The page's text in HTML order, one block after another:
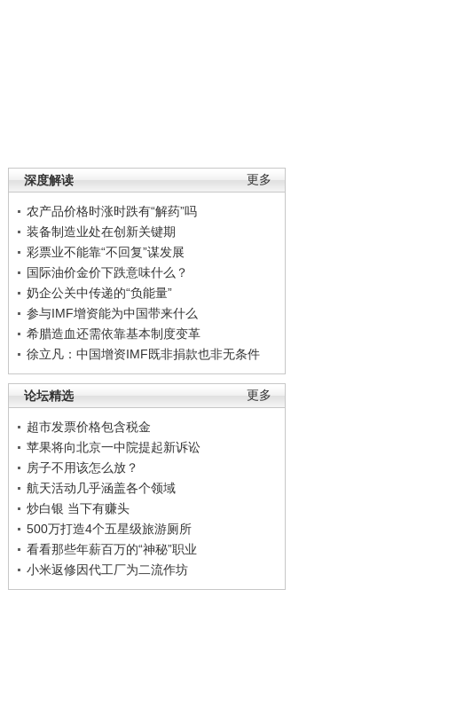
更多
深度解读
农产品价格时涨时跌有“解药”吗
装备制造业处在创新关键期
彩票业不能靠“不回复”谋发展
国际油价金价下跌意味什么？
奶企公关中传递的“负能量”
参与IMF增资能为中国带来什么
希腊造血还需依靠基本制度变革
徐立凡：中国增资IMF既非捐款也非无条件
更多
论坛精选
超市发票价格包含税金
苹果将向北京一中院提起新诉讼
房子不用该怎么放？
航天活动几乎涵盖各个领域
炒白银 当下有赚头
500万打造4个五星级旅游厕所
看看那些年薪百万的“神秘”职业
小米返修因代工厂为二流作坊